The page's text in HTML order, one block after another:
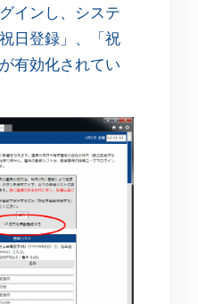
インし、システ
日登録」、「祝
有効化されてい